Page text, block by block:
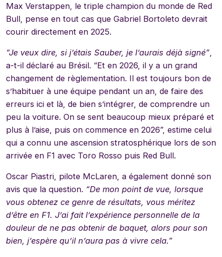
Max Verstappen, le triple champion du monde de Red
Bull, pense en tout cas que Gabriel Bortoleto devrait
courir directement en 2025.
“Je veux dire, si j’étais Sauber, je l’aurais déjà signé”
a-t-il déclaré au Brésil. “Et en 2026, il y a un grand
changement de règlementation. Il est toujours bon de
s’habituer à une équipe pendant un an, de faire des
erreurs ici et là, de bien s’intégrer, de comprendre un
peu la voiture. On se sent beaucoup mieux préparé et
plus à l’aise, puis on commence en 2026”, estime celui
qui a connu une ascension stratosphérique lors de son
arrivée en F1 avec Toro Rosso puis Red Bull.
Oscar Piastri, pilote McLaren, a également donné son
avis que la question. “De mon point de vue, lorsque
vous obtenez ce genre de résultats, vous méritez
d’être en F1. J’ai fait l’expérience personnelle de la
douleur de ne pas obtenir de baquet, alors pour son
bien, j’espère qu’il n’aura pas à vivre cela.”